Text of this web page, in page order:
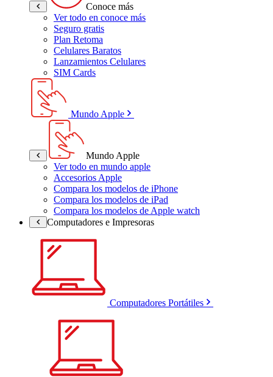
Conoce más
Ver todo en conoce más
Seguro gratis
Plan Retoma
Celulares Baratos
Lanzamientos Celulares
SIM Cards
Mundo Apple
Mundo Apple
Ver todo en mundo apple
Accesorios Apple
Compara los modelos de iPhone
Compara los modelos de iPad
Compara los modelos de Apple watch
Computadores e Impresoras
Computadores Portátiles